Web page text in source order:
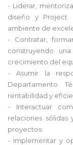
- Liderar,
diseño y Project
ambiente de
- Contratar,
construyendo
crecimiento del
- Asumir la
Departamento
rentabilidad y
- Interactuar
relaciones
proyectos.
- Implementar y